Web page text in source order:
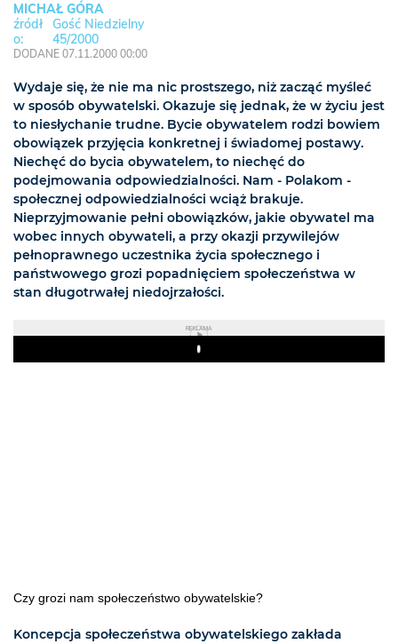
MICHAŁ GÓRA
Gość Niedzielny
45/2000
DODANE 07.11.2000 00:00
Wydaje się, że nie ma nic prostszego, niż zacząć myśleć
w sposób obywatelski. Okazuje się jednak, że w życiu jest
to niesłychanie trudne. Bycie obywatelem rodzi bowiem
obowiązek przyjęcia konkretnej i świadomej postawy.
Niechęć do bycia obywatelem, to niechęć do
podejmowania odpowiedzialności. Nam - Polakom -
społecznej odpowiedzialności wciąż brakuje.
Nieprzyjmowanie pełni obowiązków, jakie obywatel ma
wobec innych obywateli, a przy okazji przywilejów
pełnoprawnego uczestnika życia społecznego i
państwowego grozi popadnięciem społeczeństwa w
stan długotrwałej niedojrzałości.
REKLAMA
Play
Czy grozi nam społeczeństwo obywatelskie?
Koncepcja społeczeństwa obywatelskiego zakłada